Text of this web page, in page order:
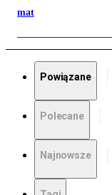
mat
Powiązane
Polecane
Najnowsze